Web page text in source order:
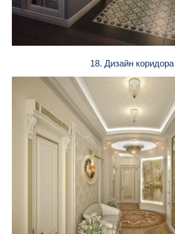
18. Дизайн коридора